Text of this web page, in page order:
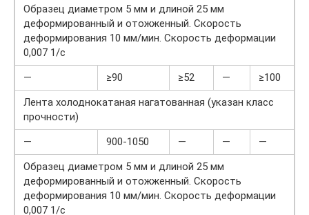
Образец диаметром 5 мм и длиной 25 мм
деформированный и отожженный. Скорость
деформирования 10 мм/мин. Скорость деформации
0,007 1/с
—
≥90 ≥52 —
≥100
Лента холоднокатаная нагатованная (указан класс
прочности)
—
900-1050 — —
—
Образец диаметром 5 мм и длиной 25 мм
деформированный и отожженный. Скорость
деформирования 10 мм/мин. Скорость деформации
0,007 1/с